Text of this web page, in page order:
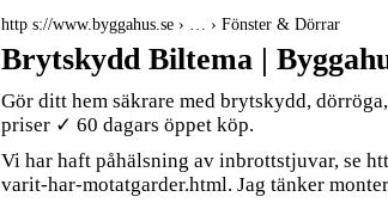
http s://www.byggahus.se › … › Fönster & Dörrar
Brytskydd Biltema |
Gör ditt hem säkrare med brytskydd,
priser ✓ 60 dagars öppet köp.
Vi har haft påhälsning av inbrottstjuvar, se
varit-har-motatgarder.html. Jag tänker